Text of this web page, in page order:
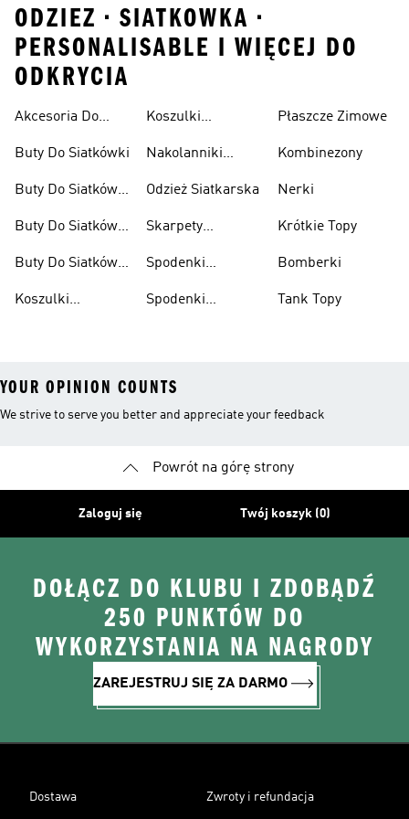
ODZIEZ • SIATKOWKA •
PERSONALISABLE I WIĘCEJ DO
ODKRYCIA
Akcesoria Do
Buty Do Siatkówki
Buty Do Siatkówki
Buty Do Siatkówki
Buty Do Siatkówki
Koszulki
Koszulki
Damskie
Nakolanniki
Odzież Siatkarska
Skarpety
Spodenki
Spodenki
Damskie
Płaszcze Zimowe
Kombinezony
Nerki
Krótkie Topy
Bomberki
Tank Topy
YOUR OPINION COUNTS
We strive to serve you better and appreciate your feedback
Powrót na górę strony
Zaloguj się Twój koszyk (0)
DOŁĄCZ DO KLUBU I ZDOBĄDŹ
250 PUNKTÓW DO
WYKORZYSTANIA NA NAGRODY
ZAREJESTRUJ SIĘ ZA DARMO
Dostawa Zwroty i refundacja